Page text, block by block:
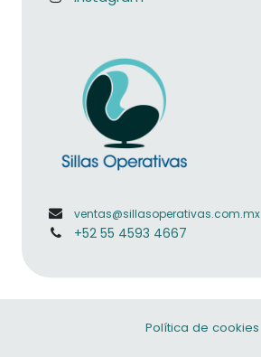
ventas@sillasoperativas.com.mx
+52 55 4593 4667
Política de cookies